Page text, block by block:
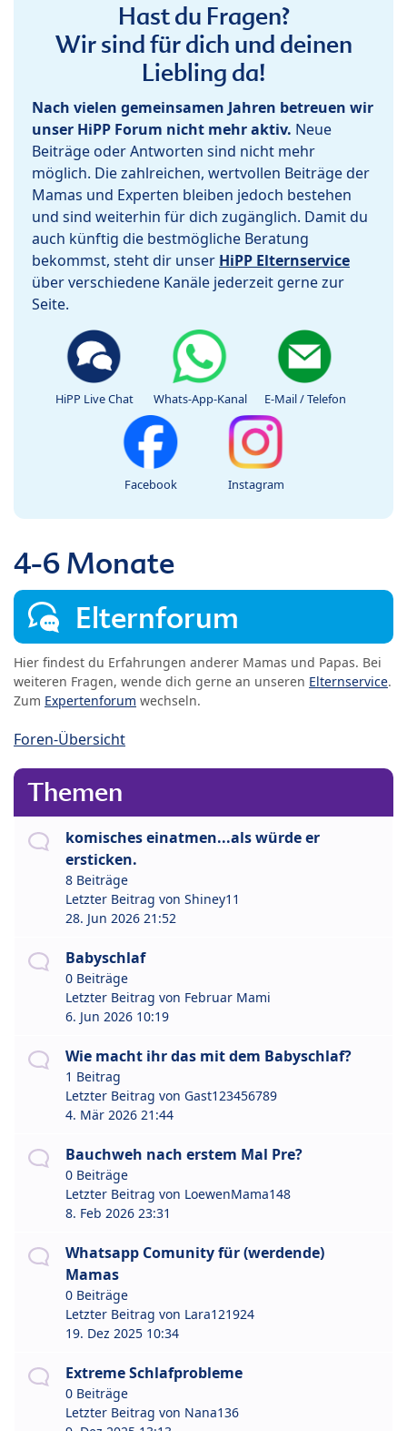
Hast du Fragen?
Wir sind für dich und deinen
Liebling da!
Nach vielen gemeinsamen Jahren betreuen wir
unser HiPP Forum nicht mehr aktiv. Neue
Beiträge oder Antworten sind nicht mehr
möglich. Die zahlreichen, wertvollen Beiträge der
Mamas und Experten bleiben jedoch bestehen
und sind weiterhin für dich zugänglich. Damit du
auch künftig die bestmögliche Beratung
bekommst, steht dir unser HiPP Elternservice
über verschiedene Kanäle jederzeit gerne zur
Seite.
HiPP Live Chat Whats-App-Kanal E-Mail / Telefon
Facebook Instagram
4-6 Monate
Elternforum
Hier findest du Erfahrungen anderer Mamas und Papas. Bei
weiteren Fragen, wende dich gerne an unseren Elternservice.
Zum Expertenforum wechseln.
Foren-Übersicht
Themen
komisches einatmen...als würde er
ersticken.
8 Beiträge
Letzter Beitrag von Shiney11
28. Jun 2026 21:52
Babyschlaf
0 Beiträge
Letzter Beitrag von Februar Mami
6. Jun 2026 10:19
Wie macht ihr das mit dem Babyschlaf?
1 Beitrag
Letzter Beitrag von Gast123456789
4. Mär 2026 21:44
Bauchweh nach erstem Mal Pre?
0 Beiträge
Letzter Beitrag von LoewenMama148
8. Feb 2026 23:31
Whatsapp Comunity für (werdende)
Mamas
0 Beiträge
Letzter Beitrag von Lara121924
19. Dez 2025 10:34
Extreme Schlafprobleme
0 Beiträge
Letzter Beitrag von Nana136